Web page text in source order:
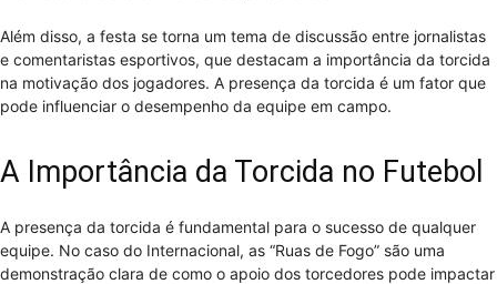
Além disso, a festa se torna um tema de discussão entre jornalistas
e comentaristas esportivos, que destacam a importância da torcida
na motivação dos jogadores. A presença da torcida é um fator que
pode influenciar o desempenho da equipe em campo.
A Importância da Torcida no Futebol
A presença da torcida é fundamental para o sucesso de qualquer
equipe. No caso do Internacional, as “Ruas de Fogo” são uma
demonstração clara de como o apoio dos torcedores pode impactar